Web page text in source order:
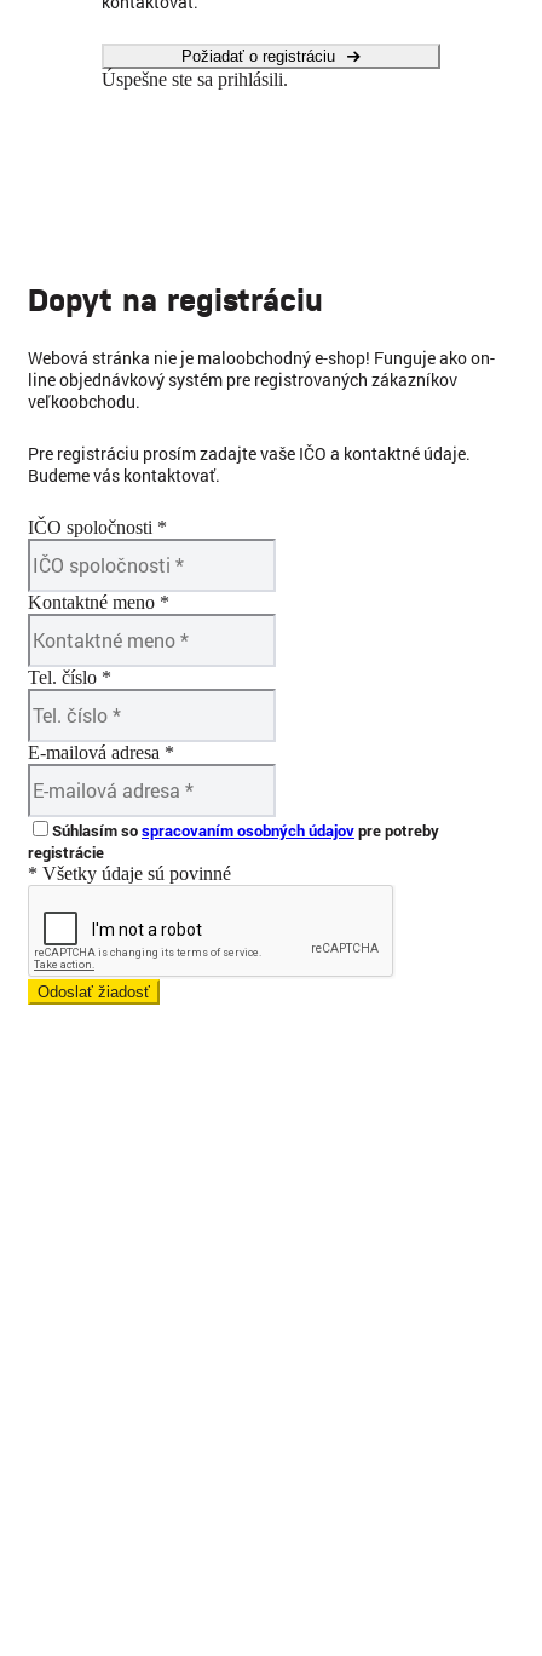
Požiadať o registráciu
Úspešne ste sa prihlásili.
Dopyt na registráciu
Webová stránka nie je maloobchodný e-shop! Funguje ako on-
line objednávkový systém pre registrovaných zákazníkov
veľkoobchodu.
Pre registráciu prosím zadajte vaše IČO a kontaktné údaje.
Budeme vás kontaktovať.
IČO spoločnosti *
Kontaktné meno *
Tel. číslo *
E-mailová adresa *
Súhlasím sospracovaním osobných údajovpre potreby
registrácie
* Všetky údaje sú povinné
Odoslať žiadosť